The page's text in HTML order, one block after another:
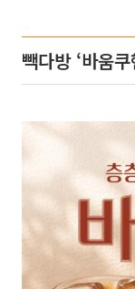
빽다방 ‘바움